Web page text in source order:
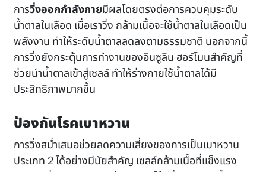
การวิ่งออกกำลังกายมีผลโดยตรงต่อการควบคุมระดับ
น้ำตาลในเลือด เมื่อเราวิ่ง กล้ามเนื้อจะใช้น้ำตาลในเลือดเป็น
พลังงาน ทำให้ระดับน้ำตาลลดลงตามธรรมชาติ นอกจากนี้
การวิ่งยังกระตุ้นการทำงานของอินซูลิน ฮอร์โมนสำคัญที่
ช่วยนำน้ำตาลเข้าสู่เซลล์ ทำให้ร่างกายใช้น้ำตาลได้มี
ประสิทธิภาพมากขึ้น
ป้องกันโรคเบาหวาน
การวิ่งสม่ำเสมอช่วยลดความเสี่ยงของการเป็นเบาหวาน
ประเภท 2 ได้อย่างมีนัยสำคัญ เซลล์กล้ามเนื้อที่แข็งแรง